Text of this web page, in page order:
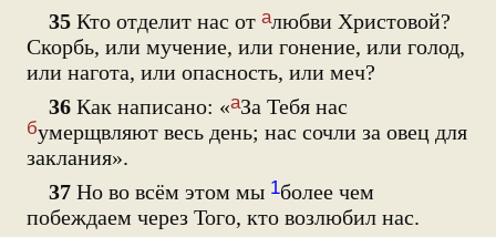
35 Кто отделит нас от алюбви Христовой?
Скорбь, или мучение, или гонение, или голод,
или нагота, или опасность, или меч?
36 Как написано: «аЗа Тебя нас
бумерщвляют весь день; нас сочли за овец для
заклания».
37 Но во всём этом мы 1более чем
побеждаем через Того, кто возлюбил нас.